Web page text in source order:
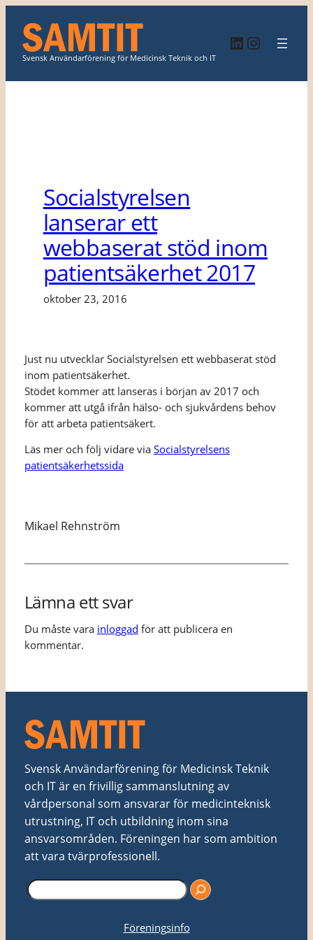
innehåll
Svensk Användarförening för Medicinsk Teknik och IT
LinkedIn
Socialstyrelsen
lanserar ett
webbaserat stöd inom
patientsäkerhet 2017
oktober 23, 2016
Just nu utvecklar Socialstyrelsen ett webbaserat stöd
inom patientsäkerhet.
Stödet kommer att lanseras i början av 2017 och
kommer att utgå ifrån hälso- och sjukvårdens behov
för att arbeta patientsäkert.
Läs mer och följ vidare via Socialstyrelsens
patientsäkerhetssida
Mikael Rehnström
Lämna ett svar
Du måste vara inloggad för att publicera en
kommentar.
Svensk Användarförening för Medicinsk Teknik
och IT är en frivillig sammanslutning av
vårdpersonal som ansvarar för medicinteknisk
utrustning, IT och utbildning inom sina
ansvarsområden. Föreningen har som ambition
att vara tvärprofessionell.
ö
k
Föreningsinfo